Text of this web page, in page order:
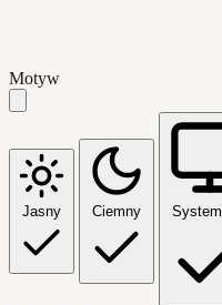
Motyw
Jasny Ciemny